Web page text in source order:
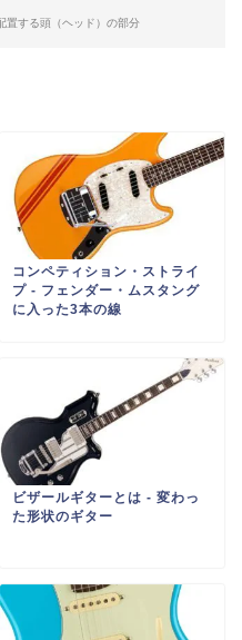
置する頭（ヘッド）の部分
コンペティション・ストライ
プ ‐ フェンダー・ムスタング
に入った3本の線
ビザールギターとは ‐ 変わっ
た形状のギター